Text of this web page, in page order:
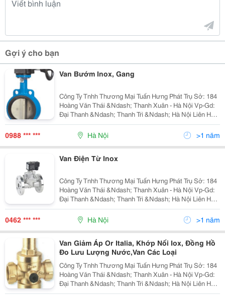
Gợi ý cho bạn
Van Bướm Inox, Gang
Công Ty Tnhh Thương Mại Tuấn Hưng Phát Trụ Sở: 184
Hoàng Văn Thái &Ndash; Thanh Xuân - Hà Nội Vp-Gd:
Đại Thanh &Ndash; Thanh Trì &Ndash; Hà Nội Liên Hệ:
Mr Tuấn - Phòng Kinh Doanh
0988 *** *** Hà Nội >1 năm
Van Điện Từ Inox
Công Ty Tnhh Thương Mại Tuấn Hưng Phát Trụ Sở: 184
Hoàng Văn Thái &Ndash; Thanh Xuân - Hà Nội Vp-Gd:
Đại Thanh &Ndash; Thanh Trì &Ndash; Hà Nội Liên Hệ:
Mr Tuấn - Phòng Kinh Doanh
0462 *** *** Hà Nội >1 năm
Van Giảm Áp Or Italia, Khớp Nối Iox, Đồng Hồ
Đo Lưu Lượng Nước,Van Các Loại
Công Ty Tnhh Thương Mại Tuấn Hưng Phát Trụ Sở: 184
Hoàng Văn Thái &Ndash; Thanh Xuân - Hà Nội Vp-Gd:
Đại Thanh &Ndash; Thanh Trì &Ndash; Hà Nội Liên Hệ:
Mr Tuấn - Phòng Kinh Doanh